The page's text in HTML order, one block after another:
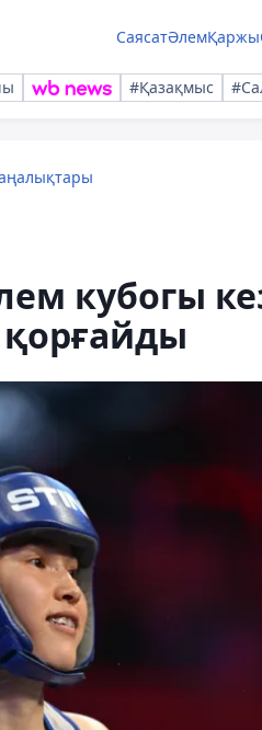
СаясатӘлемҚаржы
#Қазақмыс
кубогы